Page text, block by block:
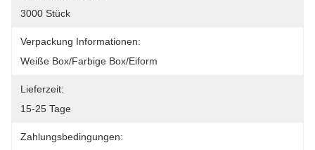
3000 Stück
Verpackung Informationen:
Weiße Box/farbige Box/Eiform
Lieferzeit:
15-25 Tage
Zahlungsbedingungen: